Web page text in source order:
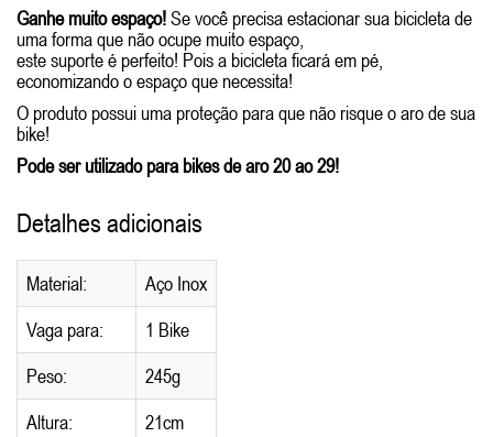
Ganhe muito espaço!Se você precisa estacionar sua bicicleta de
uma forma que não ocupe muito espaço,
este suporte é perfeito! Pois a bicicleta ficará em pé,
economizando o espaço que necessita!
O produto possui uma proteção para que não risque o aro de sua
bike!
Pode ser utilizado para bikes de aro 20 ao 29!
Detalhes adicionais
Material:
Aço Inox
Vaga para:
1 Bike
Peso:
245g
Altura:
21cm